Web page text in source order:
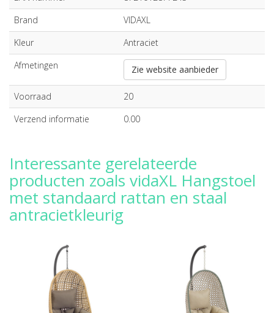
Brand
VIDAXL
Kleur
Antraciet
Afmetingen
Zie website aanbieder
Voorraad
20
Verzend informatie
0.00
Interessante gerelateerde
producten zoals vidaXL Hangstoel
met standaard rattan en staal
antracietkleurig